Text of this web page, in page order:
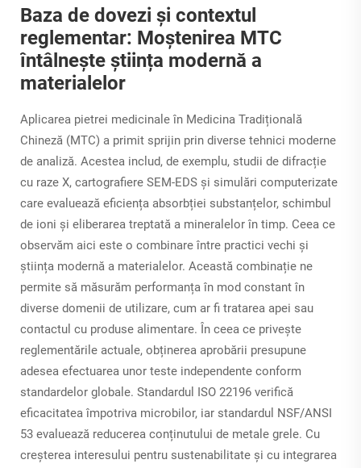
Baza de dovezi și contextul
reglementar: Moștenirea MTC
întâlnește știința modernă a
materialelor
Aplicarea pietrei medicinale în Medicina Tradițională
Chineză (MTC) a primit sprijin prin diverse tehnici moderne
de analiză. Acestea includ, de exemplu, studii de difracție
cu raze X, cartografiere SEM-EDS și simulări computerizate
care evaluează eficiența absorbției substanțelor, schimbul
de ioni și eliberarea treptată a mineralelor în timp. Ceea ce
observăm aici este o combinare între practici vechi și
știința modernă a materialelor. Această combinație ne
permite să măsurăm performanța în mod constant în
diverse domenii de utilizare, cum ar fi tratarea apei sau
contactul cu produse alimentare. În ceea ce privește
reglementările actuale, obținerea aprobării presupune
adesea efectuarea unor teste independente conform
standardelor globale. Standardul ISO 22196 verifică
eficacitatea împotriva microbilor, iar standardul NSF/ANSI
53 evaluează reducerea conținutului de metale grele. Cu
creșterea interesului pentru sustenabilitate și cu integrarea